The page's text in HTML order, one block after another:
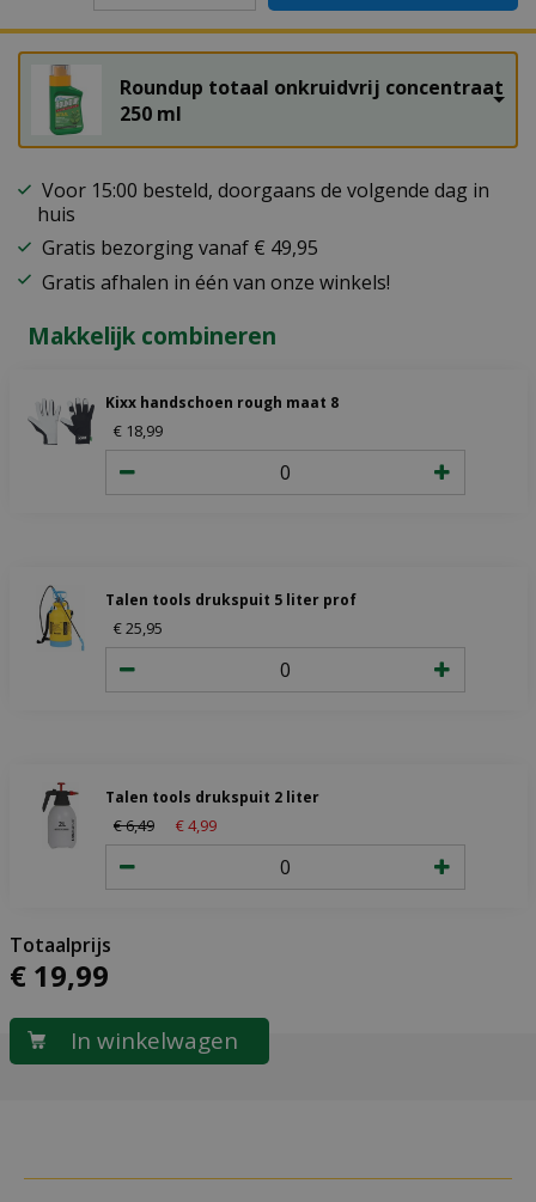
Roundup totaal onkruidvrij concentraat
250 ml
Voor 15:00 besteld, doorgaans de volgende dag in
huis
Gratis bezorging vanaf € 49,95
Gratis afhalen in één van onze winkels!
Makkelijk combineren
Kixx handschoen rough maat 8
€ 18,99
Talen tools drukspuit 5 liter prof
€25,95
Talen tools drukspuit 2 liter
€6,49 €4,99
€ 19,99